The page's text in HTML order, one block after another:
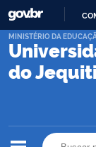
do
MINISTÉRIO DA